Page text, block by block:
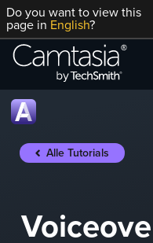
Direkt
zum
Inhalt
Do you want to view this
page in English?
Alle Tutorials